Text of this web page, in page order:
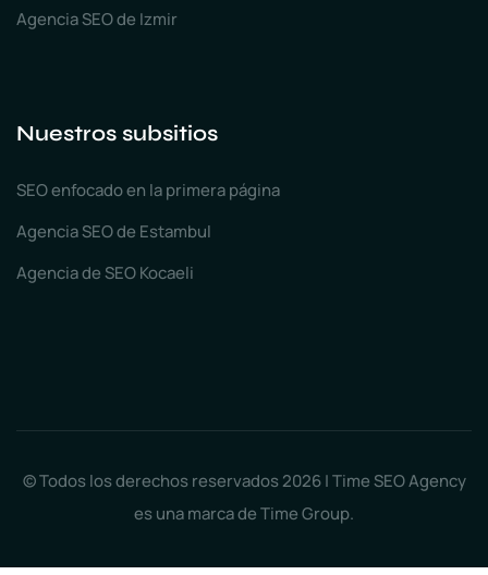
Agencia SEO de Izmir
Nuestros subsitios
SEO enfocado en la primera página
Agencia SEO de Estambul
Agencia de SEO Kocaeli
© Todos los derechos reservados 2026 | Time SEO Agency
es una marca de Time Group.